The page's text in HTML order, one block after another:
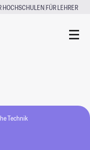
HOCHSCHULEN|FÜR LEHRER
Technik